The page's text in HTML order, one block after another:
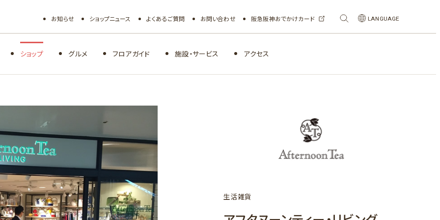
お知らせ ショップニュース よくあるご質問 お問い合わせ 阪急阪神おでかけカード LANGUAGE
ショップ グルメ フロアガイド 施設・サービス アクセス
生活雑貨